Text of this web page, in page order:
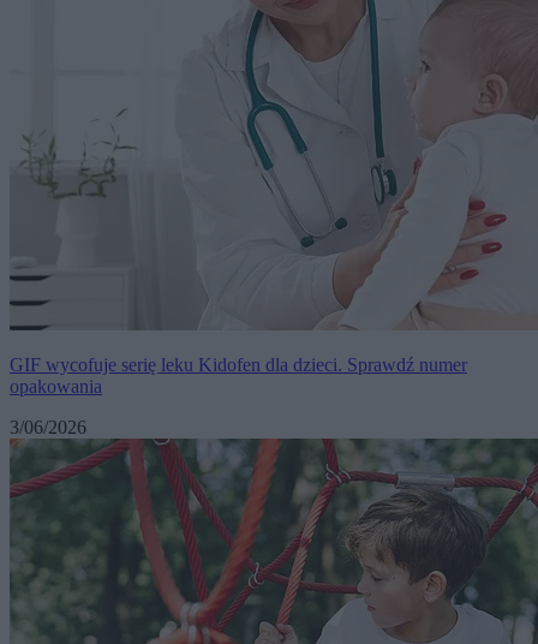
GIF wycofuje serię leku Kidofen dla dzieci. Sprawdź numer
opakowania
3/06/2026